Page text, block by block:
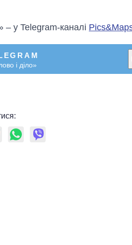
– у Telegram-каналі
і діло»